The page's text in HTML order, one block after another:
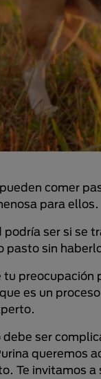
comer
para ellos.
ser si se
pasto sin
tu
es un
ser
queremos
Te invitamos